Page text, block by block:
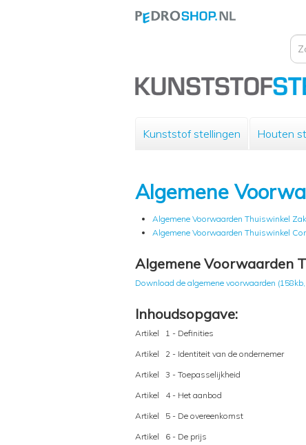
Kunststof stellingen Houten
Algemene
Algemene Voorwaarden Thuiswinkel
Algemene Voorwaarden Thuiswinkel
Algemene Voorwaarden
Download de algemene voorwaarden (158kb,
Inhoudsopgave:
Artikel 1 - Definities
Artikel 2 - Identiteit van de ondernemer
Artikel 3 - Toepasselijkheid
Artikel 4 - Het aanbod
Artikel 5 - De overeenkomst
Artikel 6 - De prijs